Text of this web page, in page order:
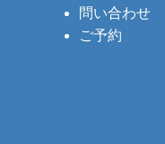
問い合わせ
ご予約